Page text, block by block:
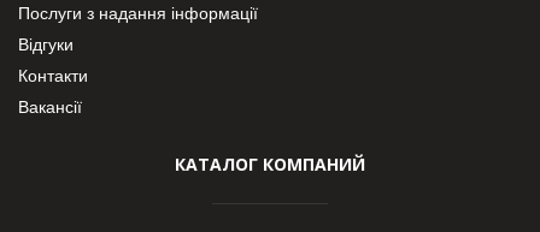
Послуги з надання інформації
Відгуки
Контакти
Вакансії
КАТАЛОГ КОМПАНИЙ